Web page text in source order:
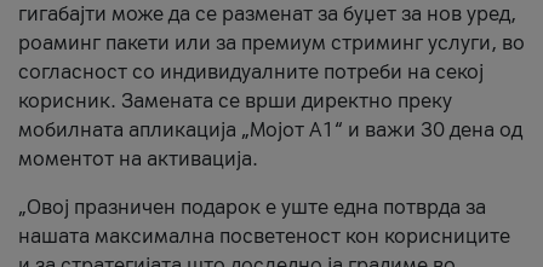
гигабајти може да се разменат за буџет за нов уред,
роаминг пакети или за премиум стриминг услуги, во
согласност со индивидуалните потреби на секој
корисник. Замената се врши директно преку
мобилната апликација „Мојот А1“ и важи 30 дена од
моментот на активација.
„Овој празничен подарок е уште една потврда за
нашата максимална посветеност кон корисниците